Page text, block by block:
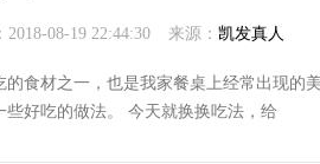
2018-08-19 22:44:30 来源： 凯发真人
的食材之一，也是我家餐桌上经常出现的
些好吃的做法。 今天就换换吃法，给